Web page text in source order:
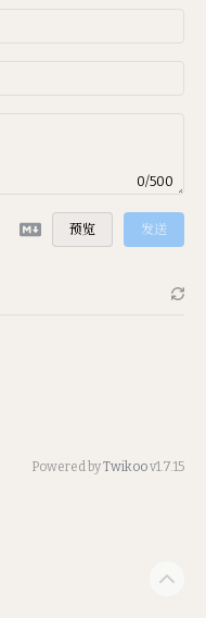
0/500
预览 发送
Powered byTwikoov1.7.15